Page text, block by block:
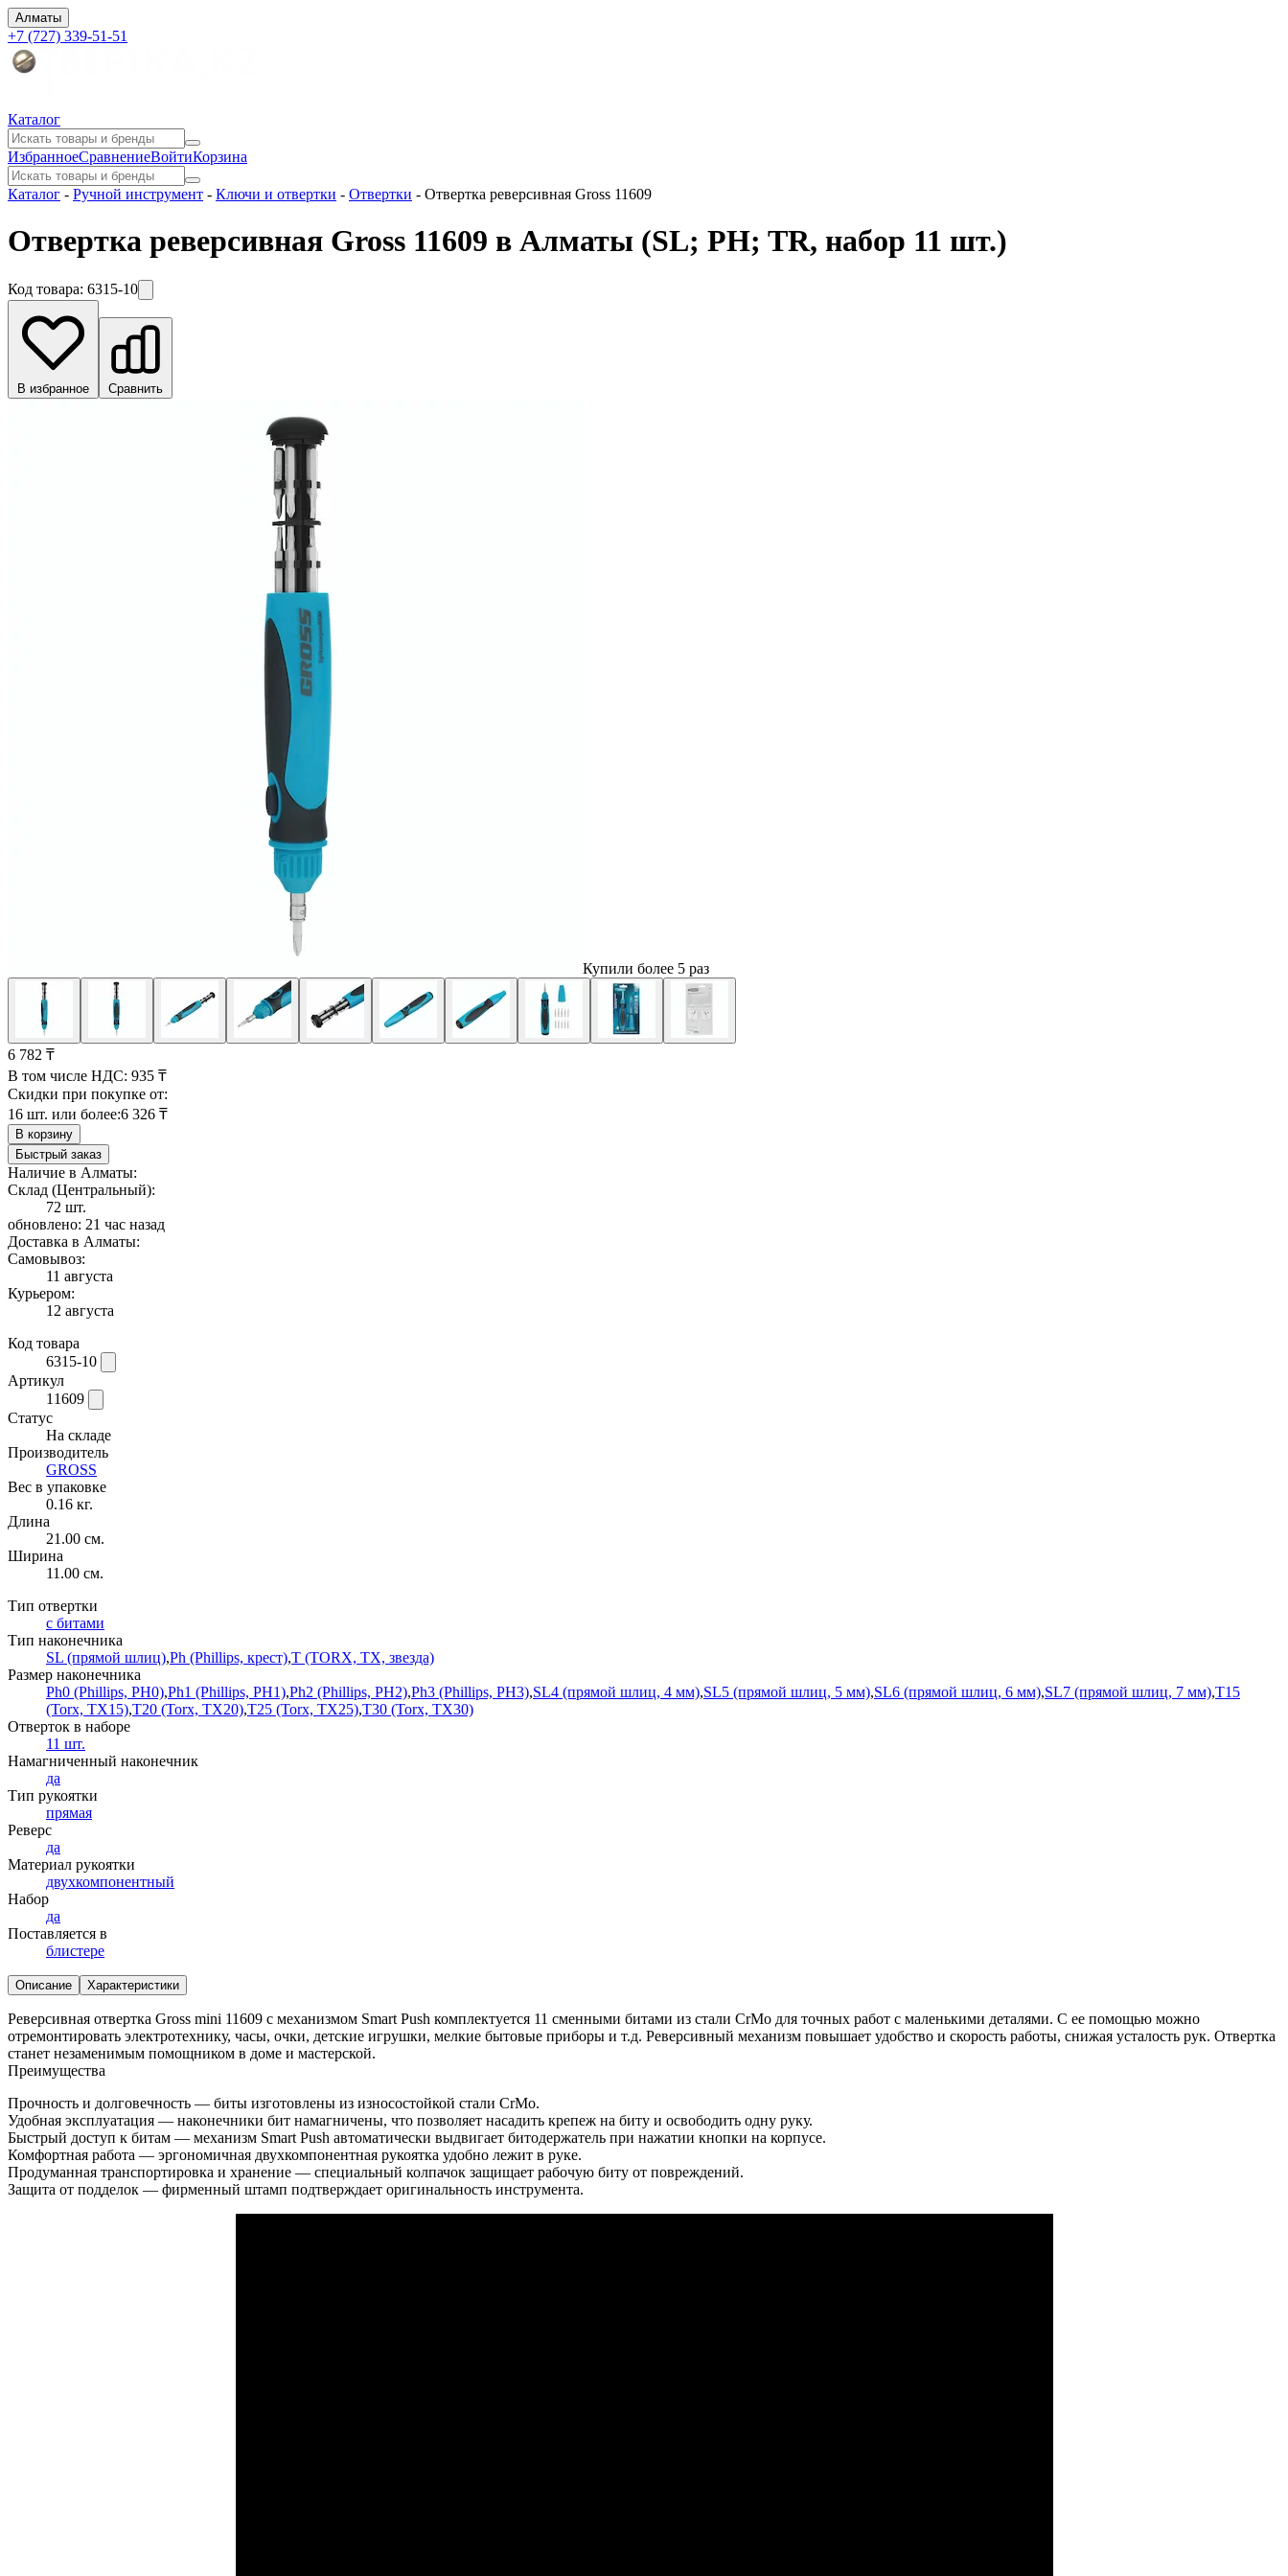
Алматы
+7 (727) 339-51-51
Каталог
ИзбранноеСравнениеВойтиКорзина
Каталог - Ручной инструмент - Ключи и отвертки - Отвертки - Отвертка реверсивная Gross 11609
Отвертка реверсивная Gross 11609 в Алматы (SL; PH; TR, набор 11 шт.)
Код товара: 6315-10
В избранное Сравнить
Купили более 5 раз
6 782 ₸
В том числе НДС: 935 ₸
Скидки при покупке от:
16 шт. или более:6 326 ₸
В корзину
Быстрый заказ
Наличие в Алматы:
Склад (Центральный):
72 шт.
обновлено: 21 час назад
Доставка в Алматы:
Самовывоз:
11 августа
Курьером:
12 августа
Код товара
6315-10
Артикул
11609
Статус
На складе
Производитель
GROSS
Вес в упаковке
0.16 кг.
Длина
21.00 см.
Ширина
11.00 см.
Тип отвертки
с битами
Тип наконечника
SL (прямой шлиц),Ph (Phillips, крест),T (TORX, TX, звезда)
Размер наконечника
Ph0 (Phillips, PH0),Ph1 (Phillips, PH1),Ph2 (Phillips, PH2),Ph3 (Phillips, PH3),SL4 (прямой шлиц, 4 мм),SL5 (прямой шлиц, 5 мм),SL6 (прямой шлиц, 6 мм),SL7 (прямой шлиц, 7 мм),T15
(Torx, TX15),T20 (Torx, TX20),T25 (Torx, TX25),T30 (Torx, TX30)
Отверток в наборе
11 шт.
Намагниченный наконечник
да
Тип рукоятки
прямая
Реверс
да
Материал рукоятки
двухкомпонентный
Набор
да
Поставляется в
блистере
Описание Характеристики
Реверсивная отвертка Gross mini 11609 с механизмом Smart Push комплектуется 11 сменными битами из стали CrMo для точных работ с маленькими деталями. С ее помощью можно
отремонтировать электротехнику, часы, очки, детские игрушки, мелкие бытовые приборы и т.д. Реверсивный механизм повышает удобство и скорость работы, снижая усталость рук. Отвертка
станет незаменимым помощником в доме и мастерской.
Преимущества
Прочность и долговечность — биты изготовлены из износостойкой стали CrMo.
Удобная эксплуатация — наконечники бит намагничены, что позволяет насадить крепеж на биту и освободить одну руку.
Быстрый доступ к битам — механизм Smart Push автоматически выдвигает битодержатель при нажатии кнопки на корпусе.
Комфортная работа — эргономичная двухкомпонентная рукоятка удобно лежит в руке.
Продуманная транспортировка и хранение — специальный колпачок защищает рабочую биту от повреждений.
Защита от подделок — фирменный штамп подтверждает оригинальность инструмента.